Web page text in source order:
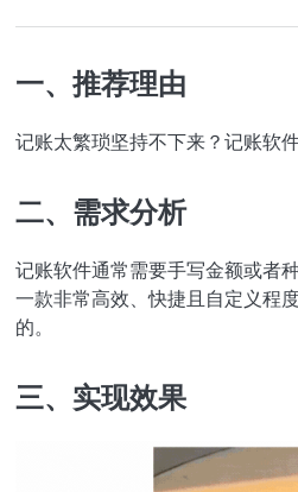
一、推荐理由
记账太繁琐坚持不下来？记账软
二、需求分析
记账软件通常需要手写金额或者
一款非常高效、快捷且自定义程
的。
三、实现效果